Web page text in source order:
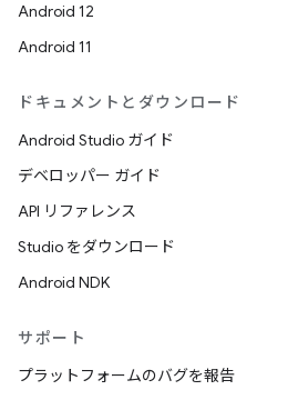
Android 12
Android 11
ドキュメントとダウンロード
Android Studio ガイド
デベロッパー ガイド
API リファレンス
Studio をダウンロード
Android NDK
サポート
プラットフォームのバグを報告